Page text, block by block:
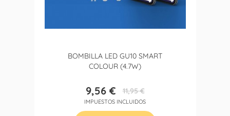
BOMBILLA LED GU10 SMART
COLOUR (4.7W)
Precio
9,56 €Precio
base
11,95 €
IMPUESTOS INCLUIDOS